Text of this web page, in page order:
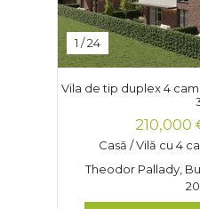
1 /24
Vila de tip duplex 4
210,000
Casă / Vilă cu 4
Theodor Pallady,